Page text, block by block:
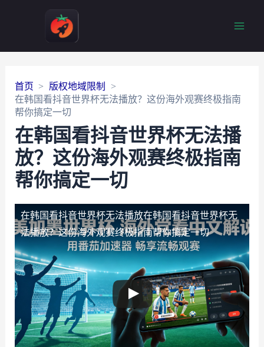
首页
版权地域限制
在韩国看抖音世界杯无法播放？这份海外观赛终极指南
帮你搞定一切
在韩国看抖音世界杯无法播
放？这份海外观赛终极指南
帮你搞定一切
在韩国看抖音世界杯无法播放在韩国看抖音世界杯无
法播放？这份海外观赛终极指南帮你搞定一切